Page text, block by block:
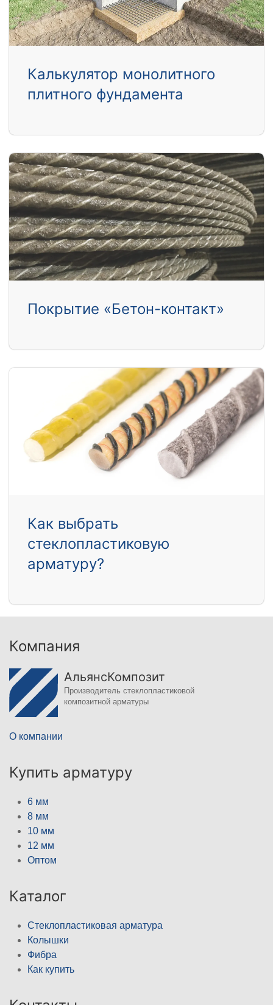
Калькулятор монолитного
плитного фундамента
Покрытие «Бетон-контакт»
Как выбрать
стеклопластиковую
арматуру?
Компания
АльянсКомпозит
Производитель стеклопластиковой
композитной арматуры
О компании
Купить арматуру
6 мм
8 мм
10 мм
12 мм
Оптом
Каталог
Стеклопластиковая арматура
Колышки
Фибра
Как купить